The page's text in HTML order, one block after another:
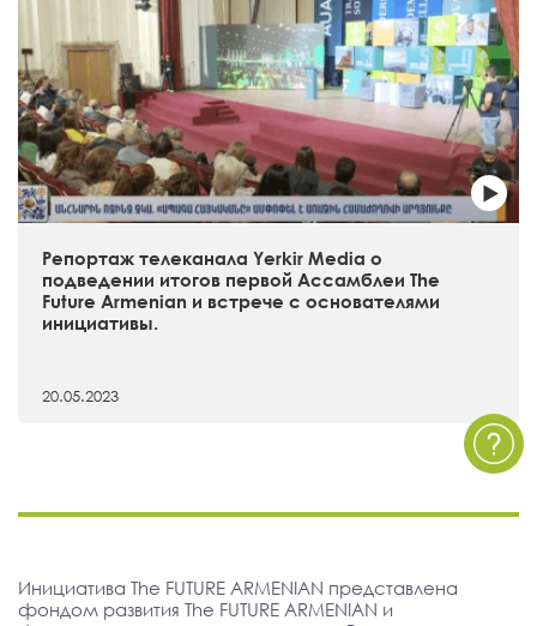
Репортаж телеканала Yerkir Media о
подведении итогов первой Ассамблеи The
Future Armenian и встрече с основателями
инициативы.
20.05.2023
Инициатива The FUTURE ARMENIAN представлена
фондом развития The FUTURE ARMENIAN и